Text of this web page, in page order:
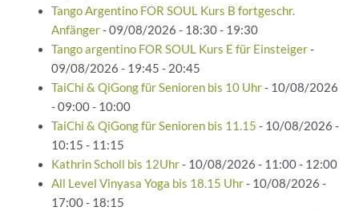
Tango Argentino FOR SOUL Kurs B fortgeschr.
Anfänger- 09/08/2026 - 18:30 - 19:30
Tango argentino FOR SOUL Kurs E für Einsteiger-
09/08/2026 - 19:45 - 20:45
TaiChi & QiGong für Senioren bis 10 Uhr- 10/08/2026
- 09:00 - 10:00
TaiChi & QiGong für Senioren bis 11.15 - 10/08/2026 -
10:15 - 11:15
Kathrin Scholl bis 12Uhr- 10/08/2026 - 11:00 - 12:00
All Level Vinyasa Yoga bis 18.15 Uhr- 10/08/2026 -
17:00 - 18:15